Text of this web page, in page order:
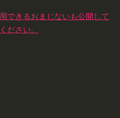
できるおまじないも公開して
ださい。